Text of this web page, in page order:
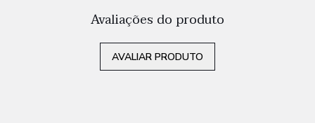
Avaliações do produto
AVALIAR PRODUTO